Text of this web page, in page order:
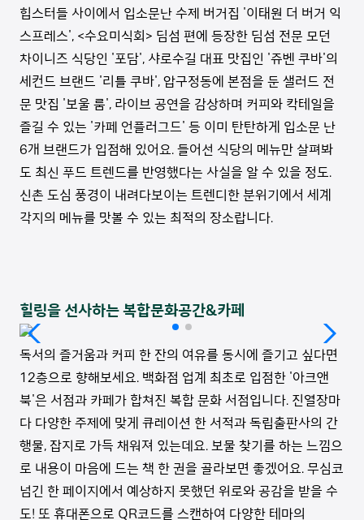
힙스터들 사이에서 입소문난 수제 버거집 '이태원 더 버거 익
스프레스', <수요미식회> 딤섬 편에 등장한 딤섬 전문 모던
차이니즈 식당인 '포담', 샤로수길 대표 맛집인 '쥬벤 쿠바'의
세컨드 브랜드 '리틀 쿠바', 압구정동에 본점을 둔 샐러드 전
문 맛집 '보울 룸', 라이브 공연을 감상하며 커피와 칵테일을
즐길 수 있는 '카페 언플러그드' 등 이미 탄탄하게 입소문 난
6개 브랜드가 입점해 있어요. 들어선 식당의 메뉴만 살펴봐
도 최신 푸드 트렌드를 반영했다는 사실을 알 수 있을 정도.
신촌 도심 풍경이 내려다보이는 트렌디한 분위기에서 세계
각지의 메뉴를 맛볼 수 있는 최적의 장소랍니다.
힐링을 선사하는 복합문화공간&카페
독서의 즐거움과 커피 한 잔의 여유를 동시에 즐기고 싶다면
12층으로 향해보세요. 백화점 업계 최초로 입점한 '아크앤
북'은 서점과 카페가 합쳐진 복합 문화 서점입니다. 진열장마
다 다양한 주제에 맞게 큐레이션 한 서적과 독립출판사의 간
행물, 잡지로 가득 채워져 있는데요. 보물 찾기를 하는 느낌으
로 내용이 마음에 드는 책 한 권을 골라보면 좋겠어요. 무심코
넘긴 한 페이지에서 예상하지 못했던 위로와 공감을 받을 수
도! 또 휴대폰으로 QR코드를 스캔하여 다양한 테마의